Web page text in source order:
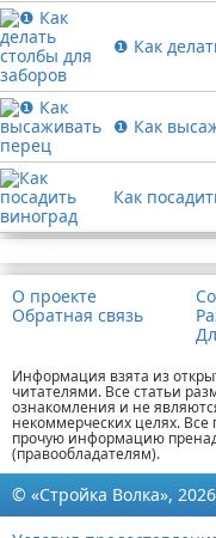
❶ Как
❶ Как
Как
О проекте
Обратная связь
Информация взята из
читателями. Все статьи
ознакомления и не
некоммерческих целях.
прочую информацию
(правообладателям).
© «Стройка Волка», 2026